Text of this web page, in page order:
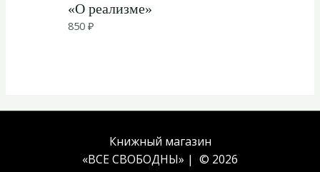
«О реализме»
850₽
Книжный магазин
«ВСЕ СВОБОДНЫ» | © 2026